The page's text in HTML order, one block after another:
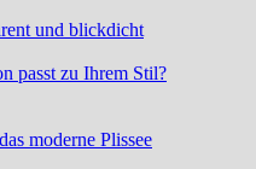
und blickdicht
passt zu Ihrem Stil?
moderne Plissee